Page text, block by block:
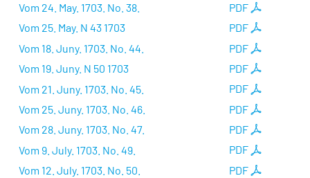
PDF
Vom 24. May. 1703. No. 38.
PDF
Vom 25. May. N 43 1703
PDF
Vom 18. Juny. 1703. No. 44.
PDF
Vom 19. Juny. N 50 1703
PDF
Vom 21. Juny. 1703. No. 45.
PDF
Vom 25. Juny. 1703. No. 46.
PDF
Vom 28. Juny. 1703. No. 47.
PDF
Vom 9. July. 1703. No. 49.
PDF
Vom 12. July. 1703. No. 50.